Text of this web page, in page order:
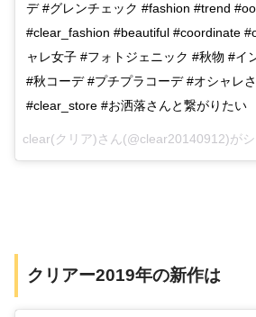
デ #グレンチェック #fashion #trend
#clear_fashion #beautiful #coordinate
ャレ女子 #フォトジェニック #秋物 #イ
#秋コーデ #プチプラコーデ #オシャレ
#clear_store #お洒落さんと繋がりたい
clear(クリア)さん(@clear20140912)が
クリアー2019年の新作は